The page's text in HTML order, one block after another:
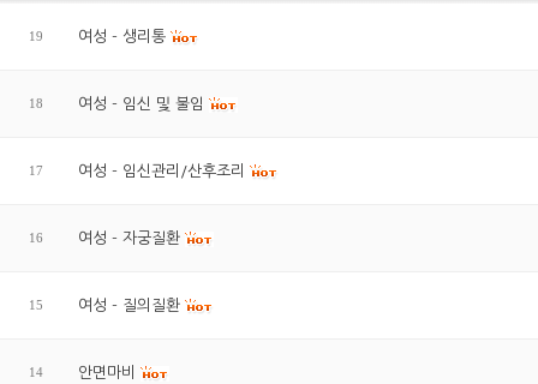
19 여성 - 생리통
18 여성 - 임신 및 불임
17 여성 - 임신관리/산후조리
16 여성 - 자궁질환
15 여성 - 질의질환
14 안면마비